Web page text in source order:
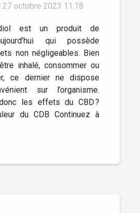
27 octobre 2023 11:18
est un produit de
qui possède
non négligeables. Bien
inhalé, consommer ou
ce dernier ne dispose
sur l’organisme.
les effets du CBD ?
du CDB Continuez à